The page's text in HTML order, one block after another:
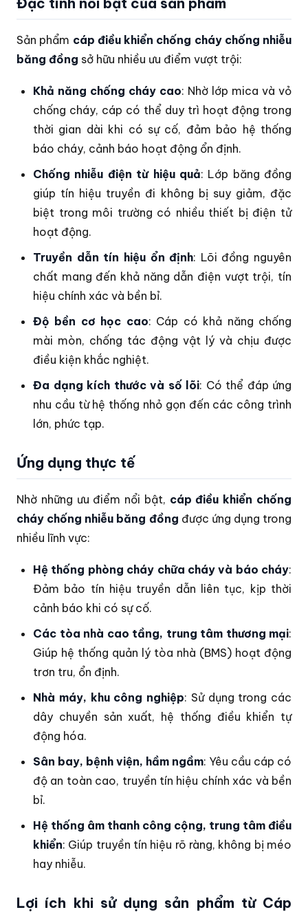
Sản phẩm cáp điều khiển chống cháy chống nhiễu
băng đồng sở hữu nhiều ưu điểm vượt trội:
Khả năng chống cháy cao: Nhờ lớp mica và vỏ
chống cháy, cáp có thể duy trì hoạt động trong
thời gian dài khi có sự cố, đảm bảo hệ thống
báo cháy, cảnh báo hoạt động ổn định.
Chống nhiễu điện từ hiệu quả: Lớp băng đồng
giúp tín hiệu truyền đi không bị suy giảm, đặc
biệt trong môi trường có nhiều thiết bị điện tử
hoạt động.
Truyền dẫn tín hiệu ổn định: Lõi đồng nguyên
chất mang đến khả năng dẫn điện vượt trội, tín
hiệu chính xác và bền bỉ.
Độ bền cơ học cao: Cáp có khả năng chống
mài mòn, chống tác động vật lý và chịu được
điều kiện khắc nghiệt.
Đa dạng kích thước và số lõi: Có thể đáp ứng
nhu cầu từ hệ thống nhỏ gọn đến các công trình
lớn, phức tạp.
Ứng dụng thực tế
Nhờ những ưu điểm nổi bật, cáp điều khiển chống
cháy chống nhiễu băng đồng được ứng dụng trong
nhiều lĩnh vực:
Hệ thống phòng cháy chữa cháy và báo cháy:
Đảm bảo tín hiệu truyền dẫn liên tục, kịp thời
cảnh báo khi có sự cố.
Các tòa nhà cao tầng, trung tâm thương mại:
Giúp hệ thống quản lý tòa nhà (BMS) hoạt động
trơn tru, ổn định.
Nhà máy, khu công nghiệp: Sử dụng trong các
dây chuyền sản xuất, hệ thống điều khiển tự
động hóa.
Sân bay, bệnh viện, hầm ngầm: Yêu cầu cáp có
độ an toàn cao, truyền tín hiệu chính xác và bền
bỉ.
Hệ thống âm thanh công cộng, trung tâm điều
khiển: Giúp truyền tín hiệu rõ ràng, không bị méo
hay nhiễu.
Lợi ích khi sử dụng sản phẩm từ Cáp